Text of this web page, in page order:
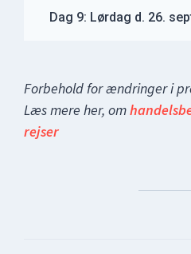
Dag 9: Lørdag d. 26.
Forbehold for ændringer i
Læs mere her, om
rejser